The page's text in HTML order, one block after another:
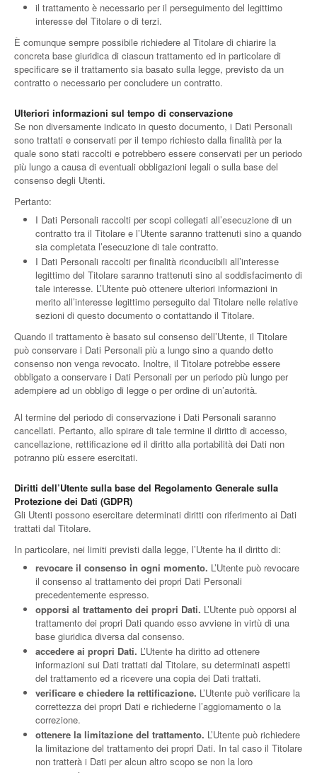
il trattamento è necessario per il perseguimento del legittimo
interesse del Titolare o di terzi.
È comunque sempre possibile richiedere al Titolare di chiarire la
concreta base giuridica di ciascun trattamento ed in particolare di
specificare se il trattamento sia basato sulla legge, previsto da un
contratto o necessario per concludere un contratto.
Ulteriori informazioni sul tempo di conservazione
Se non diversamente indicato in questo documento, i Dati Personali
sono trattati e conservati per il tempo richiesto dalla finalità per la
quale sono stati raccolti e potrebbero essere conservati per un periodo
più lungo a causa di eventuali obbligazioni legali o sulla base del
consenso degli Utenti.
Pertanto:
I Dati Personali raccolti per scopi collegati all’esecuzione di un
contratto tra il Titolare e l’Utente saranno trattenuti sino a quando
sia completata l’esecuzione di tale contratto.
I Dati Personali raccolti per finalità riconducibili all’interesse
legittimo del Titolare saranno trattenuti sino al soddisfacimento di
tale interesse. L’Utente può ottenere ulteriori informazioni in
merito all’interesse legittimo perseguito dal Titolare nelle relative
sezioni di questo documento o contattando il Titolare.
Quando il trattamento è basato sul consenso dell’Utente, il Titolare
può conservare i Dati Personali più a lungo sino a quando detto
consenso non venga revocato. Inoltre, il Titolare potrebbe essere
obbligato a conservare i Dati Personali per un periodo più lungo per
adempiere ad un obbligo di legge o per ordine di un’autorità.
Al termine del periodo di conservazione i Dati Personali saranno
cancellati. Pertanto, allo spirare di tale termine il diritto di accesso,
cancellazione, rettificazione ed il diritto alla portabilità dei Dati non
potranno più essere esercitati.
Diritti dell’Utente sulla base del Regolamento Generale sulla
Protezione dei Dati (GDPR)
Gli Utenti possono esercitare determinati diritti con riferimento ai Dati
trattati dal Titolare.
In particolare, nei limiti previsti dalla legge, l’Utente ha il diritto di:
revocare il consenso in ogni momento. L’Utente può revocare
il consenso al trattamento dei propri Dati Personali
precedentemente espresso.
opporsi al trattamento dei propri Dati. L’Utente può opporsi al
trattamento dei propri Dati quando esso avviene in virtù di una
base giuridica diversa dal consenso.
accedere ai propri Dati. L’Utente ha diritto ad ottenere
informazioni sui Dati trattati dal Titolare, su determinati aspetti
del trattamento ed a ricevere una copia dei Dati trattati.
verificare e chiedere la rettificazione. L’Utente può verificare la
correttezza dei propri Dati e richiederne l’aggiornamento o la
correzione.
ottenere la limitazione del trattamento. L’Utente può richiedere
la limitazione del trattamento dei propri Dati. In tal caso il Titolare
non tratterà i Dati per alcun altro scopo se non la loro